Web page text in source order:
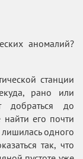
аномалий?
станции
рано или
добраться до
его почти
одного
так, что